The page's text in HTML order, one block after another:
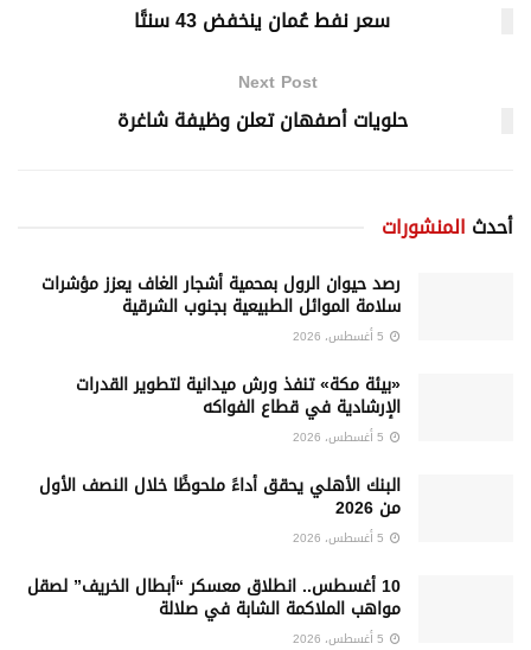
سعر نفط عُمان ينخفض 43 سنتًا
Next Post
حلويات أصفهان تعلن وظيفة شاغرة
أحدث المنشورات
رصد حيوان الرول بمحمية أشجار الغاف يعزز مؤشرات
سلامة الموائل الطبيعية بجنوب الشرقية
«بيئة مكة» تنفذ ورش ميدانية لتطوير القدرات
الإرشادية في قطاع الفواكه
البنك الأهلي يحقق أداءً ملحوظًا خلال النصف الأول
من 2026
10 أغسطس.. انطلاق معسكر “أبطال الخريف” لصقل
مواهب الملاكمة الشابة في صلالة